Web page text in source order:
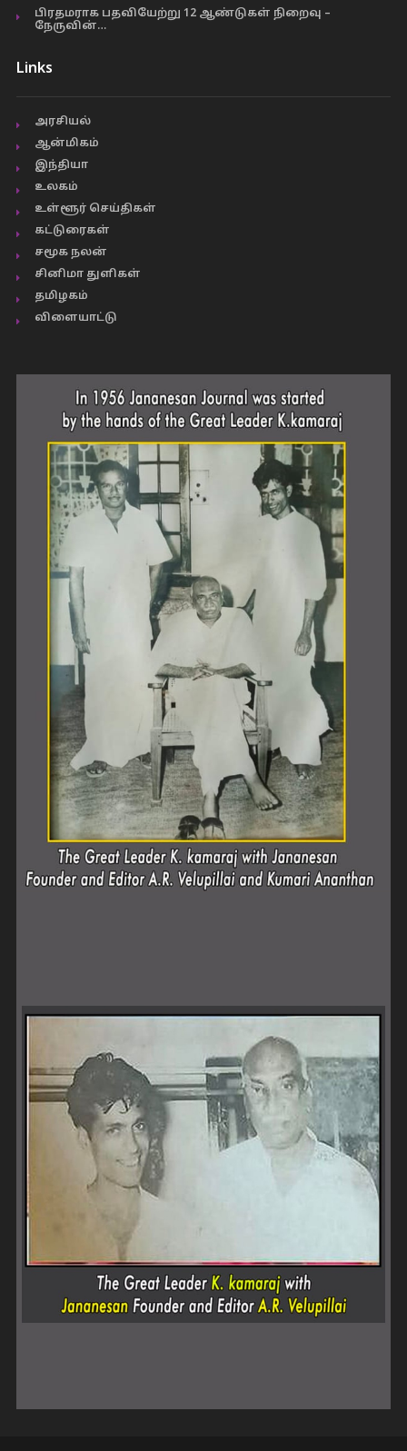
பிரதமராக பதவியேற்று 12 ஆண்டுகள் நிறைவு –
நேருவின்…
Links
அரசியல்
ஆன்மிகம்
இந்தியா
உலகம்
உள்ளூர் செய்திகள்
கட்டுரைகள்
சமூக நலன்
சினிமா துளிகள்
தமிழகம்
விளையாட்டு